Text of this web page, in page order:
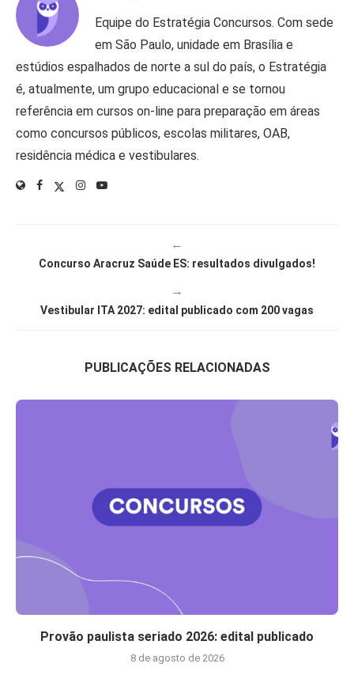
Equipe do Estratégia Concursos. Com sede
em São Paulo, unidade em Brasília e
estúdios espalhados de norte a sul do país, o Estratégia
é, atualmente, um grupo educacional e se tornou
referência em cursos on-line para preparação em áreas
como concursos públicos, escolas militares, OAB,
residência médica e vestibulares.
←
Concurso Aracruz Saúde ES: resultados divulgados!
→
Vestibular ITA 2027: edital publicado com 200 vagas
PUBLICAÇÕES RELACIONADAS
Provão paulista seriado 2026: edital publicado
8 de agosto de 2026